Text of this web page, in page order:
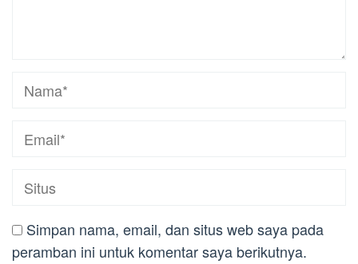
Simpan nama, email, dan situs web saya pada
peramban ini untuk komentar saya berikutnya.